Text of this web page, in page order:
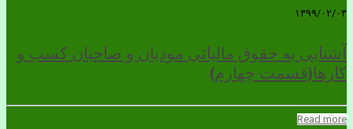
۱۳۹۹/۰۲/۰۳
آشنایی به حقوق مالیاتی مودیان و صاحبان کسب و
کارها(قسمت چهارم)
Read more